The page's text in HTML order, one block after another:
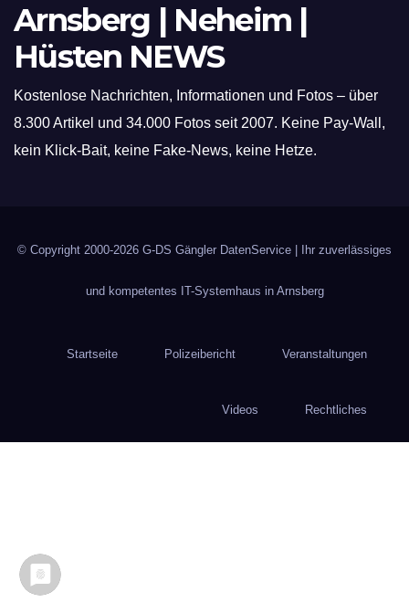
Arnsberg | Neheim |
Hüsten NEWS
Kostenlose Nachrichten, Informationen und Fotos – über
8.300 Artikel und 34.000 Fotos seit 2007. Keine Pay-Wall,
kein Klick-Bait, keine Fake-News, keine Hetze.
© Copyright 2000-2026 G-DS Gängler DatenService | Ihr zuverlässiges
und kompetentes IT-Systemhaus in Arnsberg
Startseite Polizeibericht Veranstaltungen
Videos Rechtliches